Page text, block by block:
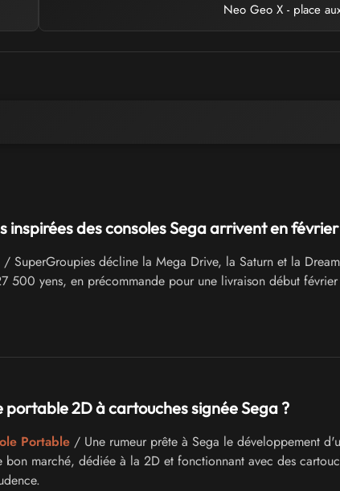
Neo Geo X - place
inspirées des consoles Sega arrivent en
/ SuperGroupies décline la Mega Drive, la Saturn et la
500 yens, en précommande pour une livraison début
portable 2D à cartouches signée Sega ?
Portable/ Une rumeur prête à Sega le développement
bon marché, dédiée à la 2D et fonctionnant avec des